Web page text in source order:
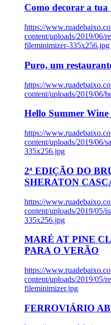
Como decorar a
https://
content/uploads/2019/06/
fileminimizer-335x256.jpg
Puro, um
https://
content/uploads/2019/06/
Hello Summer
https://
content/uploads/2019/06/
335x256.jpg
2ª EDIÇÃO DO
SHERATON
https://
content/uploads/2019/05/
335x256.jpg
MARÉ AT PINE
PARA O VERÃO
https://
content/uploads/2019/05/
fileminimizer.jpg
FERROVIÁRIO